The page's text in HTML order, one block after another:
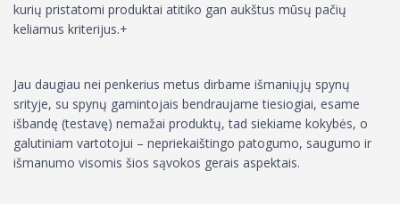
kurių pristatomi produktai atitiko gan aukštus mūsų pačių
keliamus kriterijus.+
Jau daugiau nei penkerius metus dirbame išmaniųjų spynų
srityje, su spynų gamintojais bendraujame tiesiogiai, esame
išbandę (testavę) nemažai produktų, tad siekiame kokybės, o
galutiniam vartotojui – nepriekaištingo patogumo, saugumo ir
išmanumo visomis šios sąvokos gerais aspektais.